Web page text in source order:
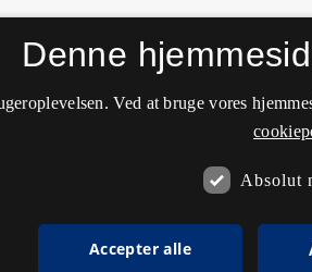
Denne
Ved at bruge vores
Absolut
Accepter alle